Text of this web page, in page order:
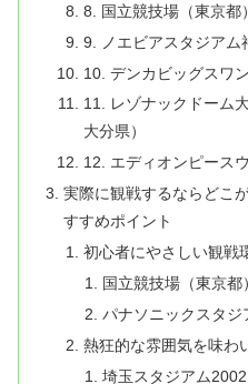
8. 国立競技場（東京都）
9. ノエビアスタジアム
10. デンカビッグスワ
11. レゾナックドーム
大分県）
12. エディオンピース
実際に観戦するならどこ
すすめポイント
初心者にやさしい観戦
国立競技場（東京都）
パナソニックスタジ
熱狂的な雰囲気を味わ
埼玉スタジアム2002